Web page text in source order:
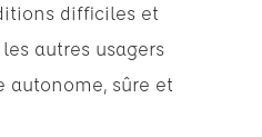
difficiles et
autres usagers
autonome, sûre et